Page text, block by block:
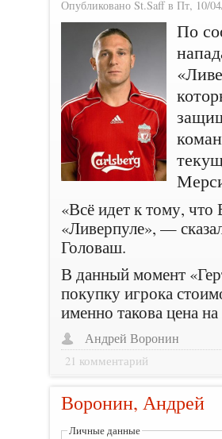
Опубликовано St.Saff в Пт, 10/
По
«Всё идет к тому,
«Ливерпуле», —
Головаш.
В данный момент
покупку игрока
именно такова цена
Андрей Воронин
21 комментарий
Воронин, Андрей
Личные данные